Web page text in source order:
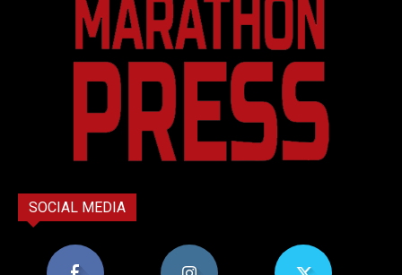
SOCIAL MEDIA